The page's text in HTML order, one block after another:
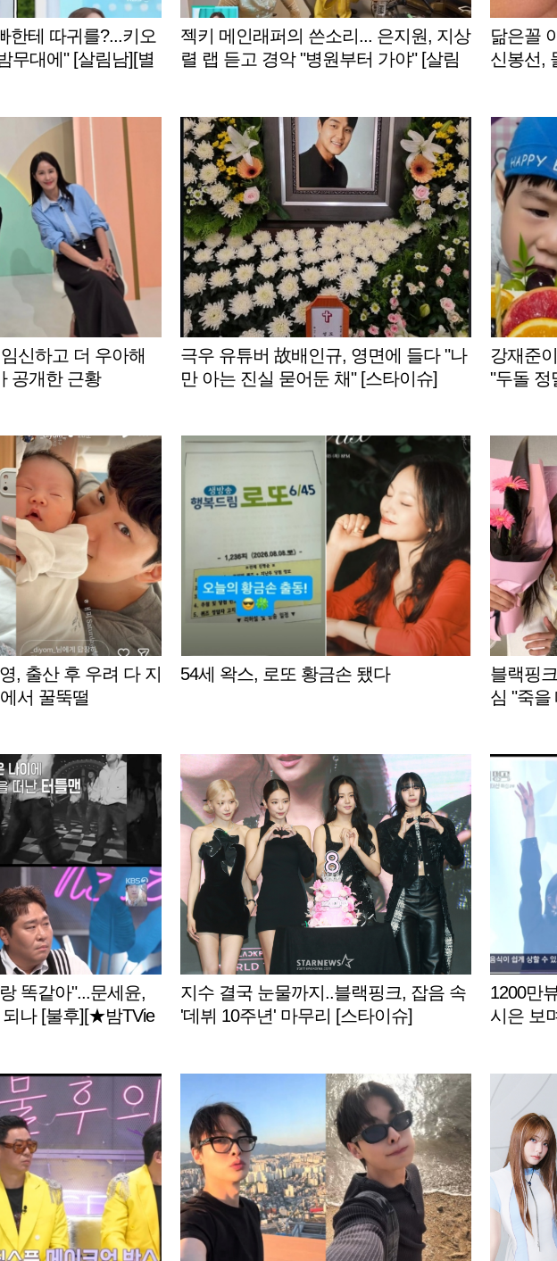
한테 따귀를?...키오
무대에" [살림남][별
젝키 메인래퍼의 쓴소리... 은지원, 지상
렬 랩 듣고 경악 "병원부터 가야" [살림
닮은꼴
신봉선,
신하고 더 우아해
공개한 근황
극우 유튜버 故배인규, 영면에 들다 "나
만 아는 진실 묻어둔 채" [스타이슈]
강재준
"두돌 정
, 출산 후 우려 다 지
서 꿀뚝떨
54세 왁스, 로또 황금손 됐다
블랙핑
심 "죽을
똑같아"...문세윤,
나 [불후][★밤TVie
지수 결국 눈물까지..블랙핑크, 잡음 속
'데뷔 10주년' 마무리 [스타이슈]
1200만
시은 보